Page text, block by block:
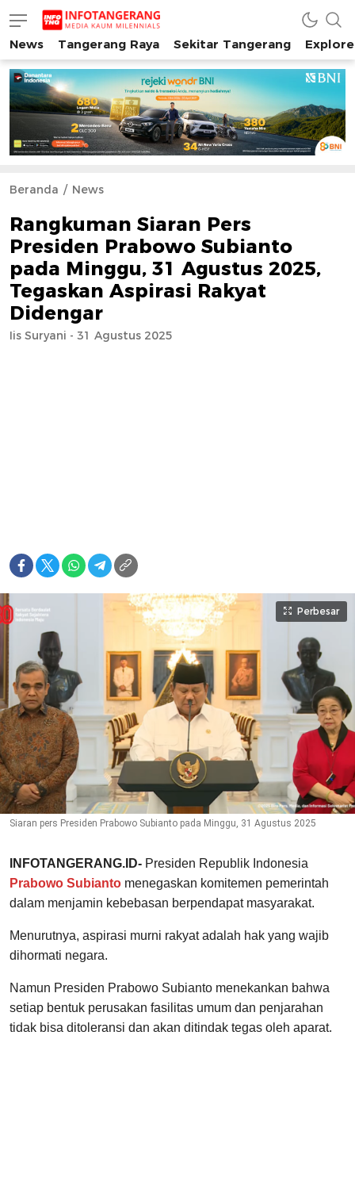
INFO TANGERANG
Media Kaum Millenials Tangerang Raya
News Tangerang Raya Sekitar Tangerang
Beranda News
Rangkuman Siaran Pers
Presiden Prabowo Subianto
pada Minggu, 31 Agustus 2025,
Tegaskan Aspirasi Rakyat
Didengar
Iis Suryani - 31 Agustus 2025
Perbesar
Siaran pers Presiden Prabowo Subianto pada Minggu, 31 Agustus 2025
INFOTANGERANG.ID- Presiden Republik Indonesia
Prabowo Subianto menegaskan komitemen pemerintah
dalam menjamin kebebasan berpendapat masyarakat.
Menurutnya, aspirasi murni rakyat adalah hak yang wajib
dihormati negara.
Namun Presiden Prabowo Subianto menekankan bahwa
setiap bentuk perusakan fasilitas umum dan penjarahan
tidak bisa ditoleransi dan akan ditindak tegas oleh aparat.